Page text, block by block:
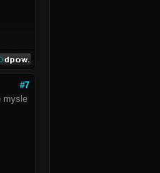
#7
mysle